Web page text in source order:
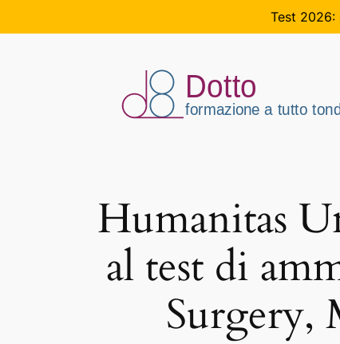
Test 2026:
Humanitas
al test di
Surgery,